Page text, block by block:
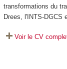
transformations du
Drees, l'INTS-DGCS
Voir le CV